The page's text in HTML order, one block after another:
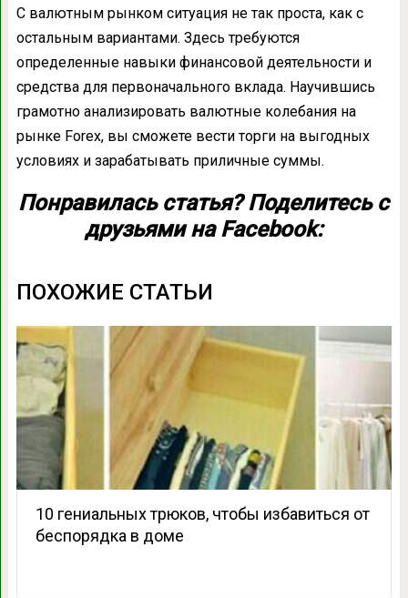
С валютным рынком ситуация не так проста, как с
остальным вариантами. Здесь требуются
определенные навыки финансовой деятельности и
средства для первоначального вклада. Научившись
грамотно анализировать валютные колебания на
рынке Forex, вы сможете вести торги на выгодных
условиях и зарабатывать приличные суммы.
Понравилась статья? Поделитесь с
друзьями на Facebook:
ПОХОЖИЕ СТАТЬИ
10 гениальных трюков, чтобы избавиться от
беспорядка в доме